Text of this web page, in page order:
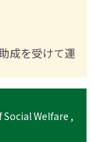
成を受けて運
Welfare ,